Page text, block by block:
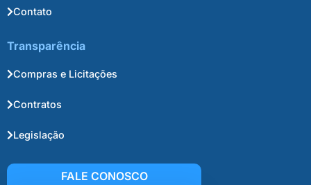
Contato
Transparência
Compras e Licitações
Contratos
Legislação
FALE CONOSCO